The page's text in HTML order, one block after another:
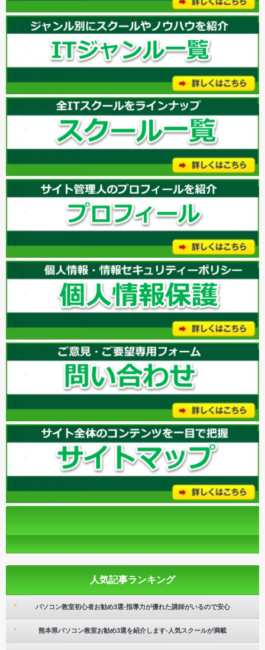
人気記事ランキング
パソコン教室初心者お勧め3選-指導力が優れた講師がいるので安心
熊本県パソコン教室お勧め3選を紹介します-人気スクールが満載